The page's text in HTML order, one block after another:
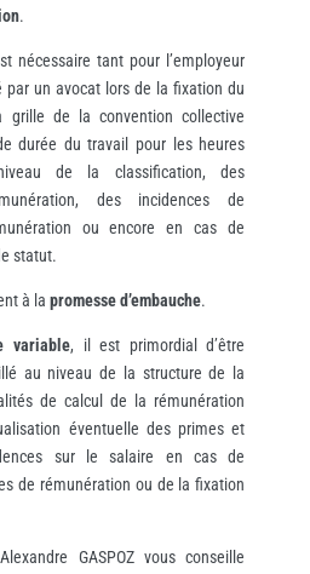
.
nécessaire tant pour l’employeur
par un avocat lors de la fixation du
de la convention collective
durée du travail pour les heures
de la classification, des
des incidences de
ou encore en cas de
statut.
à la promesse d’embauche.
variable, il est primordial d’être
au niveau de la structure de la
de calcul de la rémunération
éventuelle des primes et
sur le salaire en cas de
de rémunération ou de la fixation
GASPOZ vous conseille